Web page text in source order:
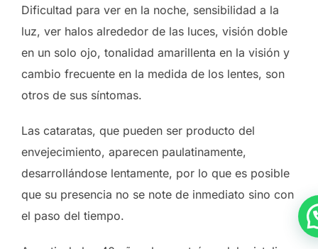
Dificultad para ver en la noche, sensibilidad a la
luz, ver halos alrededor de las luces, visión doble
en un solo ojo, tonalidad amarillenta en la visión y
cambio frecuente en la medida de los lentes, son
otros de sus síntomas.
Las cataratas, que pueden ser producto del
envejecimiento, aparecen paulatinamente,
desarrollándose lentamente, por lo que es posible
que su presencia no se note de inmediato sino con
el paso del tiempo.